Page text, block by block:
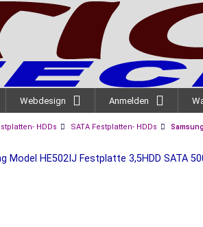
Webdesign Anmelden
HDDs SATA Festplatten- HDDs